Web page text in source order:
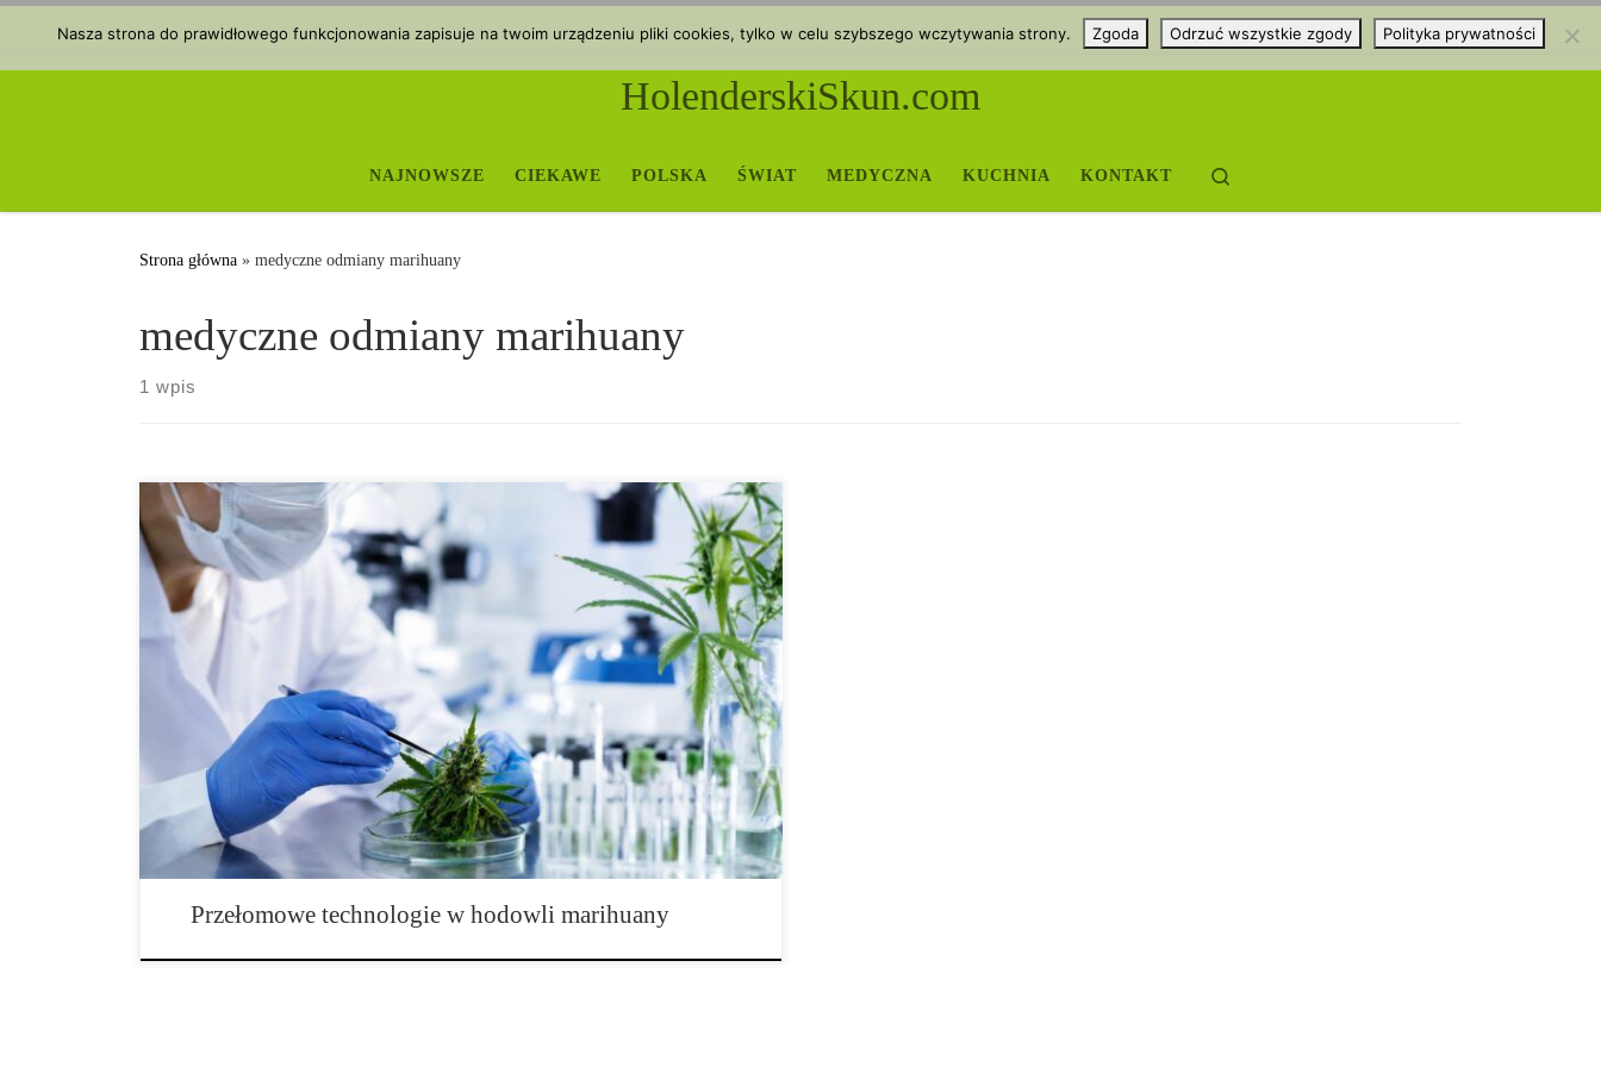
Przejdź do treści
HolenderskiSkun.com
NAJNOWSZE CIEKAWE POLSKA ŚWIAT MEDYCZNA KUCHNIA KONTAKT
Strona główna » medyczne odmiany marihuany
medyczne odmiany marihuany
1 wpis
Najbardziej innowacyjne projekty genetyczne w świecie marihuany Wprowadzenie do
nowej ery genetyki cannabis Świat marihuany w ostatnich latach przeszedł ogromną
transformację, która wykracza daleko poza klasyczne wyobrażenie o hodowli konopi.
Dawniej rozwój nowych odmian opierał się głównie na doświadczeniu breederów,
selekcji najlepszych fenotypów i cierpliwym krzyżowaniu wybranych linii. Dziś coraz
większe znaczenie mają zaawansowane narzędzia biologii molekularnej, analiza DNA,
modelowanie […]
Przełomowe technologie w hodowli marihuany
Nasza strona do prawidłowego funkcjonowania zapisuje na twoim urządzeniu pliki cookies, tylko w celu szybszego wczytywania strony. Zgoda Odrzuć wszystkie zgody Polityka prywatności